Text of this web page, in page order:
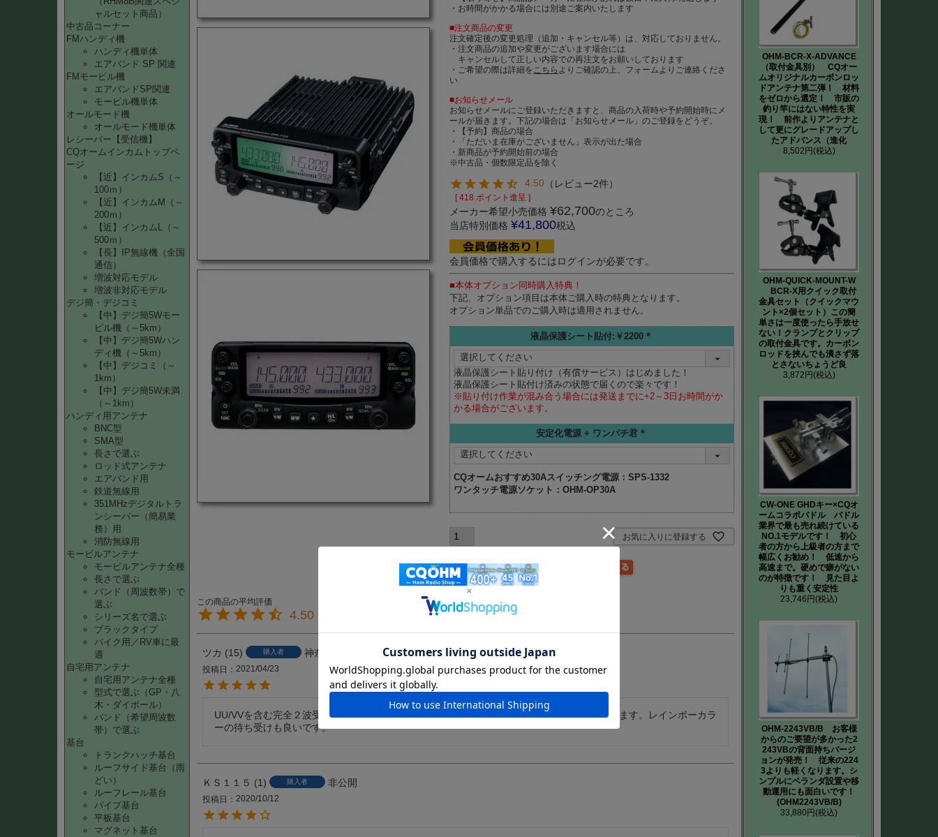
ャルセット商品）
中古品コーナー
FMハンディ機
ハンディ機単体
エアバンド SP 関連
FMモービル機
エアバンドSP関連
モービル機単体
オールモード機
オールモード機単体
レシーバー【受信機】
CQオームインカムトップペ
ージ
【近】インカムS（～
100ｍ）
【近】インカムM（～
200ｍ）
【近】インカムL（～
500ｍ）
【長】IP無線機（全国
通信）
増波対応モデル
増波非対応モデル
デジ簡・デジコミ
【中】デジ簡5Wモー
ビル機（～5km）
【中】デジ簡5Wハン
ディ機（～5km）
【中】デジコミ（～
1km）
【中】デジ簡5W未満
（～1km）
ハンディ用アンテナ
BNC型
SMA型
長さで選ぶ
ロッド式アンテナ
エアバンド用
鉄道無線用
351MHzデジタルトラ
ンシーバー（簡易業
務）用
消防無線用
モービルアンテナ
モービルアンテナ全種
長さで選ぶ
バンド（周波数帯）で
選ぶ
シリーズ名で選ぶ
ブラックタイプ
バイク用／RV車に最
適
自宅用アンテナ
自宅用アンテナ全種
型式で選ぶ（GP・八
木・ダイポール）
バンド（希望周波数
帯）で選ぶ
基台
トランクハッチ基台
ルーフサイド基台（雨
どい）
ルーフレール基台
パイプ基台
平板基台
マグネット基台
・お時間がかかる場合には別途ご案内いたします
■注文商品の変更
注文確定後の変更処理（追加・キャンセル等）は、対応しておりません。
・注文商品の追加や変更がございます場合には
キャンセルして正しい内容での再注文をお願いしております
・ご希望の際は詳細を こちら よりご確認の上、フォームよりご連絡くださ
い
■お知らせメール
お知らせメールにご登録いただきますと、商品の入荷時や予約開始時にメ
ールが届きます。下記の場合は「お知らせメール」のご登録をどうぞ。
・【予約】商品の場合
・「ただいま在庫がございません」表示が出た場合
・新商品が予約開始前の場合
※中古品・個数限定品を除く
4.50 （ レビュー2件）
[ 418 ポイント進呈 ]
メーカー希望小売価格 ¥62,700のところ
当店特別価格 ¥41,800税込
会員価格で購入するにはログインが必要です。
■本体オプション同時購入特典！
下記、オプション項目は本体ご購入時の特典となります。
オプション単品でのご購入時は適用されません。
液晶保護シート貼付:￥2200
(必
液晶保護シート貼り付け（有償サービス）はじめました！
液晶保護シート貼付け済みの状態で届くので楽々です！
※貼り付け作業が混み合う場合には発送までに+2～3日お時間がか
かる場合がございます。
安定化電源 + ワンパチ君
(必
CQオームおすすめ30Aスイッチング電源：SPS-1332
ワンタッチ電源ソケット：OHM-OP30A
お気に入りに登録する
4.50
ツカ 15 購入者 神奈川県 男性
投稿日 2021/04/23
UU/VVを含む完全２波受信ができるので、この値段ならデジタルは出来ませんがOKだと思います。レインボーカラ
ーの待ち受けも良いです。
ＫＳ１１５ 1 購入者 非公開
投稿日 2020/10/12
OHM-BCR-X-ADVANCE
（取付金具別） CQオー
ムオリジナルカーボンロッ
ドアンテナ第二弾！ 材料
をゼロから選定！ 市販の
釣り竿にはない特性を実
現！ 前作よりアンテナと
して更にグレードアップし
たアドバンス（進化
8,502円(税込)
OHM-QUICK-MOUNT-W
BCR-X用クイック取付
金具セット（クイックマウ
ント×2個セット）この簡
単さは一度使ったら手放せ
ない！クランプとクリップ
の取付金具です。カーボン
ロッドを挟んでも潰さず落
とさないちょうど良
3,872円(税込)
CW-ONE GHDキー×CQオ
ームコラボパドル パドル
業界で最も売れ続けている
NO.1モデルです！ 初心
者の方から上級者の方まで
幅広くお勧め！ 低速から
高速まで。硬めで癖がない
のが特徴です！ 見た目よ
りも重く安定性
23,746円(税込)
OHM-2243VB/B お客様
からのご要望が多かった2
243VBの背面持ちバージ
ョンが発売！ 従来の224
3よりも軽くなります。シ
ンプルにベランダ設置や移
動運用にも面白いです！
(OHM2243VB/B)
33,880円(税込)